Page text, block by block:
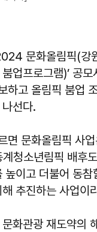
문화올림픽(강
업프로그램)’ 공모
하고 올림픽 붐업
선다.
면 문화올림픽 사
청소년림픽 배후
높이고 더불어 동참
추진하는 사업이
화관광 재도약의